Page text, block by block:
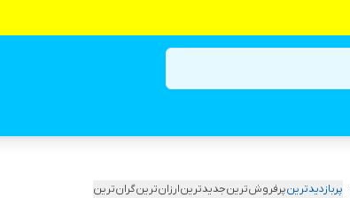
پربازدیدترینپرفروش‌ترینجدیدترینارزان‌ترینگران‌ترین